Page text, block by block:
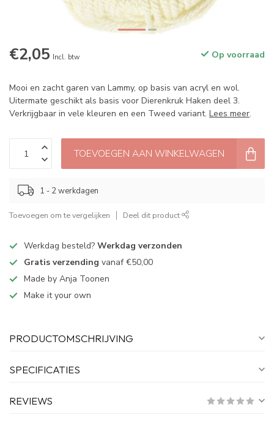
€2,05 Incl. btw Op voorraad
Mooi en zacht garen van Lammy, op basis van acryl en wol.
Uitermate geschikt als basis voor Dierenkruk Haken deel 3.
Verkrijgbaar in vele kleuren en een Tweed variant. Lees meer.
TOEVOEGEN AAN WINKELWAGEN
1 - 2 werkdagen
Toevoegen om te vergelijken Deel dit product
Werkdag besteld? Werkdag verzonden
Gratis verzending vanaf €50,00
Made by Anja Toonen
Make it your own
PRODUCTOMSCHRIJVING
SPECIFICATIES
REVIEWS